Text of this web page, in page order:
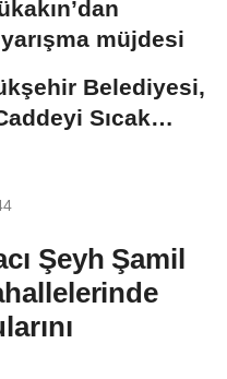
müjdesi
Belediyesi,
Sıcak
Şeyh Şamil